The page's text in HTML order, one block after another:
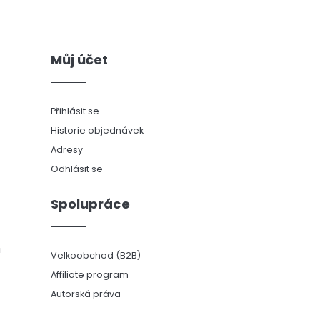
Můj účet
Přihlásit se
Historie objednávek
Adresy
Odhlásit se
Spolupráce
Velkoobchod (B2B)
Affiliate program
Autorská práva